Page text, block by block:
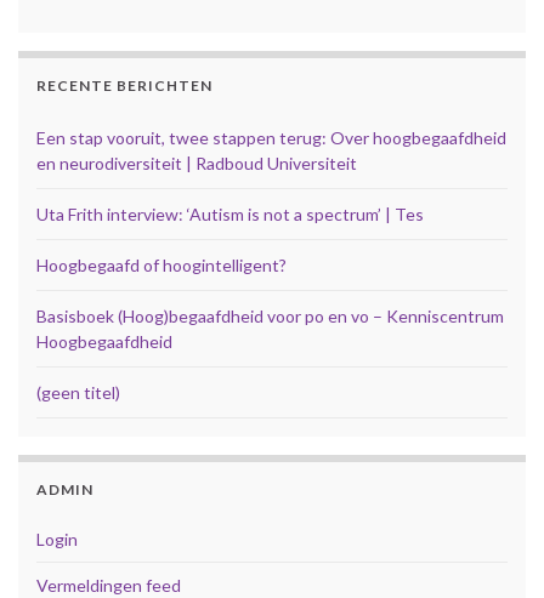
RECENTE BERICHTEN
Een stap vooruit, twee stappen terug: Over hoogbegaafdheid
en neurodiversiteit | Radboud Universiteit
Uta Frith interview: ‘Autism is not a spectrum’ | Tes
Hoogbegaafd of hoogintelligent?
Basisboek (Hoog)begaafdheid voor po en vo – Kenniscentrum
Hoogbegaafdheid
(geen titel)
ADMIN
Login
Vermeldingen feed